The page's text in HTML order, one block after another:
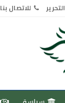
للاتصال بنا